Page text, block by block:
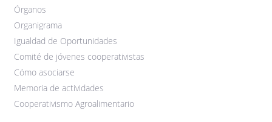
Órganos
Organigrama
Igualdad de Oportunidades
Comité de jóvenes cooperativistas
Cómo asociarse
Memoria de actividades
Cooperativismo Agroalimentario